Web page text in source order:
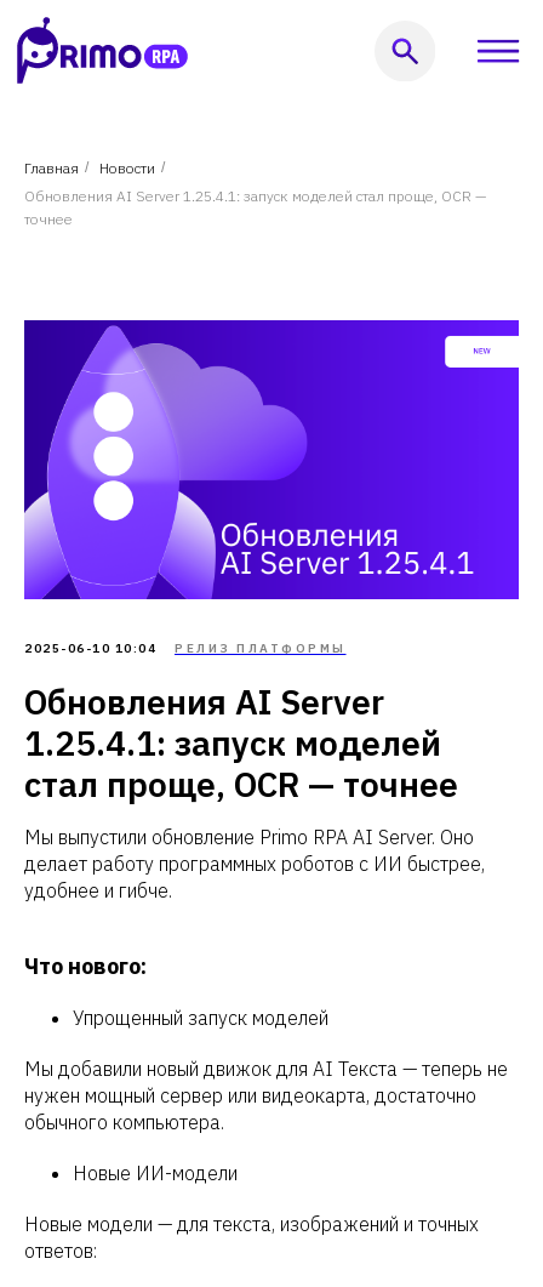
Услуги Решения Пользователям
856-62-18
Главная / Новости /
Обновления AI Server 1.25.4.1: запуск моделей стал проще, OCR —
точнее
2025-06-10 10:04 РЕЛИЗ ПЛАТФОРМЫ
Обновления AI Server
1.25.4.1: запуск моделей
стал проще, OCR — точнее
Мы выпустили обновление Primo RPA AI Server. Оно
делает работу программных роботов с ИИ быстрее,
удобнее и гибче.
Что нового:
Упрощенный запуск моделей
Мы добавили новый движок для AI Текста — теперь не
нужен мощный сервер или видеокарта, достаточно
обычного компьютера.
Новые ИИ-модели
Новые модели — для текста, изображений и точных
ответов: